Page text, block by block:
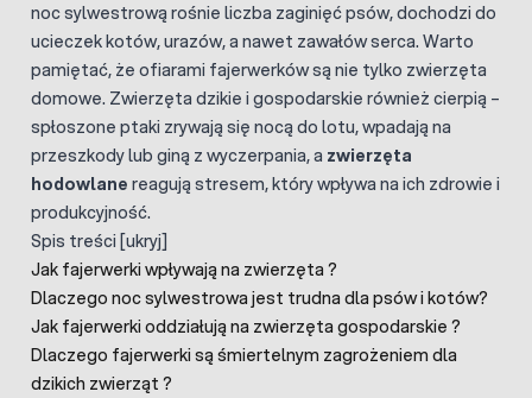
noc sylwestrową rośnie liczba zaginięć psów, dochodzi do
ucieczek kotów, urazów, a nawet zawałów serca. Warto
pamiętać, że ofiarami fajerwerków są nie tylko zwierzęta
domowe. Zwierzęta dzikie i gospodarskie również cierpią –
spłoszone ptaki zrywają się nocą do lotu, wpadają na
przeszkody lub giną z wyczerpania, a zwierzęta
hodowlane reagują stresem, który wpływa na ich zdrowie i
produkcyjność.
Spis treści [ukryj]
Jak fajerwerki wpływają na zwierzęta ?
Dlaczego noc sylwestrowa jest trudna dla psów i kotów?
Jak fajerwerki oddziałują na zwierzęta gospodarskie ?
Dlaczego fajerwerki są śmiertelnym zagrożeniem dla
dzikich zwierząt ?